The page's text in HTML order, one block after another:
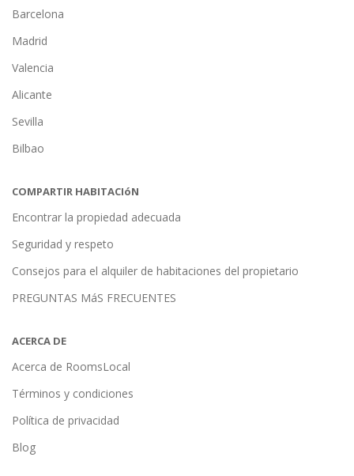
Barcelona
Madrid
Valencia
Alicante
Sevilla
Bilbao
COMPARTIR HABITACIóN
Encontrar la propiedad adecuada
Seguridad y respeto
Consejos para el alquiler de habitaciones del propietario
PREGUNTAS MáS FRECUENTES
ACERCA DE
Acerca de RoomsLocal
Términos y condiciones
Política de privacidad
Blog